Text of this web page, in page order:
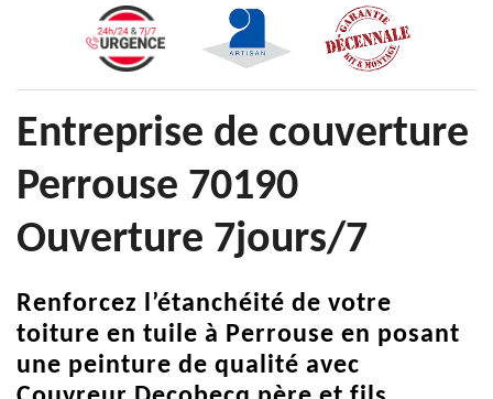
Entreprise de couverture
Perrouse 70190
Ouverture 7jours/7
Renforcez l’étanchéité de votre
toiture en tuile à Perrouse en posant
une peinture de qualité avec